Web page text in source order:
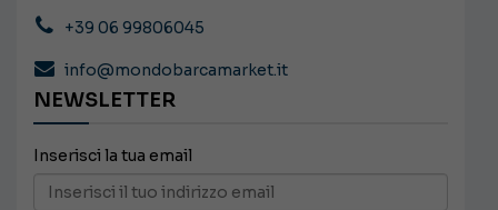
+39 06 99806045
info@mondobarcamarket.it
NEWSLETTER
Inserisci la tua email